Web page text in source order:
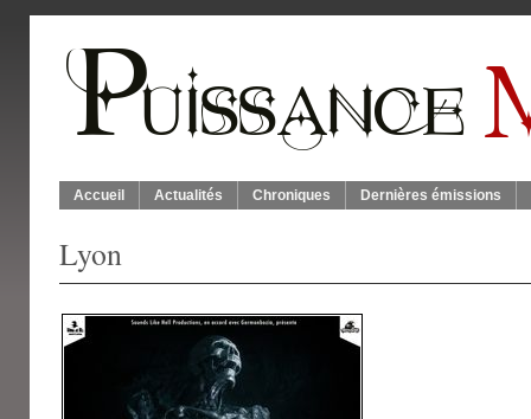
Accueil Actualités Chroniques Dernières émissions
Lyon